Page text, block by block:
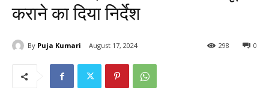
कराने का दिया निर्देश
By Puja Kumari August 17, 2024 0
298